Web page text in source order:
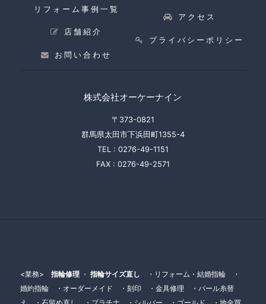
リフォーム事例一覧
店舗紹介
お問い合わせ
アクセス
プライバシーポリシー
株式会社オーケーナイン
〒373-0821
群馬県太田市下浜田町1355-4
TEL : 0276-49-1151
FAX : 0276-49-2571
<業務> 指輪修理・ 指輪サイズ直し ・リフォーム・結婚指輪 ・
婚約指輪 ・オーダーメイド ・刻印 ・金具修理 ・パール糸替